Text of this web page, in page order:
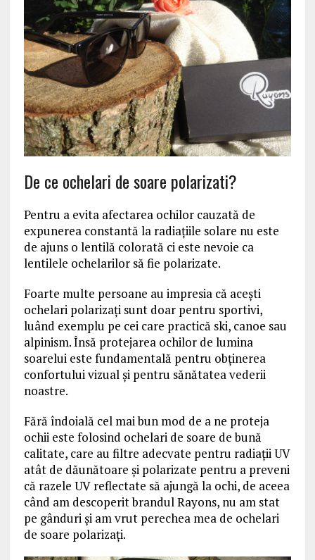
De ce ochelari de soare polarizati?
Pentru a evita afectarea ochilor cauzată de
expunerea constantă la radiaţiile solare nu este
de ajuns o lentilă colorată ci este nevoie ca
lentilele ochelarilor să fie polarizate.
Foarte multe persoane au impresia că aceşti
ochelari polarizaţi sunt doar pentru sportivi,
luând exemplu pe cei care practică ski, canoe sau
alpinism. Însă protejarea ochilor de lumina
soarelui este fundamentală pentru obţinerea
confortului vizual şi pentru sănătatea vederii
noastre.
Fără îndoială cel mai bun mod de a ne proteja
ochii este folosind ochelari de soare de bună
calitate, care au filtre adecvate pentru radiaţii UV
atât de dăunătoare şi polarizate pentru a preveni
că razele UV reflectate să ajungă la ochi, de aceea
când am descoperit brandul Rayons, nu am stat
pe gânduri şi am vrut perechea mea de ochelari
de soare polarizaţi.